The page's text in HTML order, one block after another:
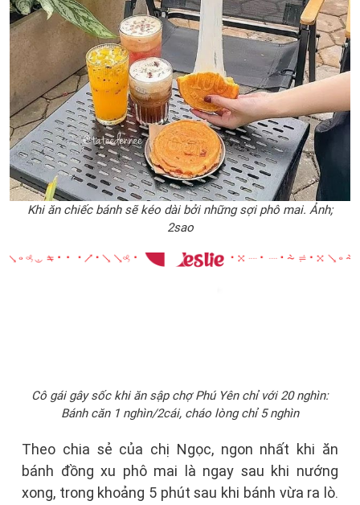
Khi ăn chiếc bánh sẽ kéo dài bởi những sợi phô mai. Ảnh;
2sao
Cô gái gây sốc khi ăn sập chợ Phú Yên chỉ với 20 nghìn:
Bánh căn 1 nghìn/2cái, cháo lòng chỉ 5 nghìn
Theo chia sẻ của chị Ngọc, ngon nhất khi ăn
bánh đồng xu phô mai là ngay sau khi nướng
xong, trong khoảng 5 phút sau khi bánh vừa ra lò.